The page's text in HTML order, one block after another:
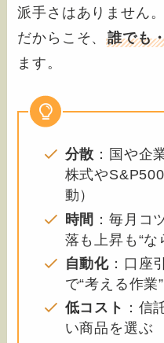
派手さはありません。
だからこそ、誰でも
ます。
分散 ：国や企
株式や
動）
時間 ：毎月コ
落も上昇も“な
自動化 ：口座
で“考える作業
低コスト ：信
い商品を選ぶ